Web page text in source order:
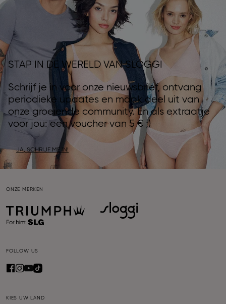
STAP IN DE WERELD VAN SLOGGI
Schrijf je in voor onze nieuwsbrief, ontvang
periodieke updates en maak deel uit van
onze groeiende community. En als extraatje
voor jou: een voucher van 5 € ;)
JA, SCHRIJF ME IN!
ONZE MERKEN
FOLLOW US
KIES UW LAND